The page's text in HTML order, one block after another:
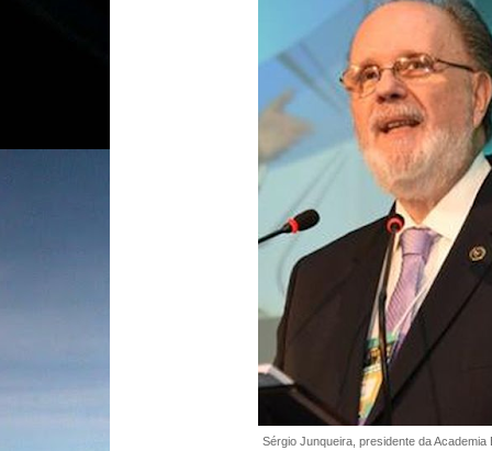
Sérgio Junqueira, presidente da